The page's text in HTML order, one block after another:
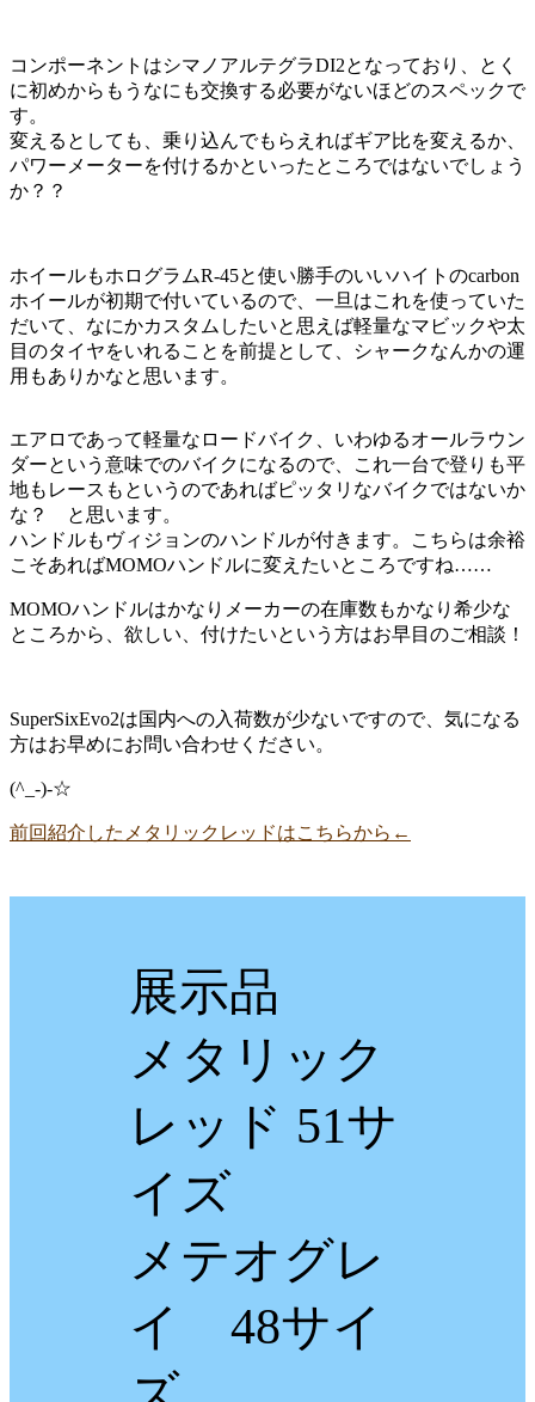
コンポーネントはシマノアルテグラDI2となっており、とく
に初めからもうなにも交換する必要がないほどのスペックで
す。
変えるとしても、乗り込んでもらえればギア比を変えるか、
パワーメーターを付けるかといったところではないでしょう
か？？
ホイールもホログラムR-45と使い勝手のいいハイトのcarbon
ホイールが初期で付いているので、一旦はこれを使っていた
だいて、なにかカスタムしたいと思えば軽量なマビックや太
目のタイヤをいれることを前提として、シャークなんかの運
用もありかなと思います。
エアロであって軽量なロードバイク、いわゆるオールラウン
ダーという意味でのバイクになるので、これ一台で登りも平
地もレースもというのであればピッタリなバイクではないか
な？ と思います。
ハンドルもヴィジョンのハンドルが付きます。こちらは余裕
こそあればMOMOハンドルに変えたいところですね……
MOMOハンドルはかなりメーカーの在庫数もかなり希少な
ところから、欲しい、付けたいという方はお早目のご相談！
SuperSixEvo2は国内への入荷数が少ないですので、気になる
方はお早めにお問い合わせください。
(^_-)-☆
前回紹介したメタリックレッドはこちらから←
展示品
メタリック
レッド 51サ
イズ
メテオグレ
イ 48サイ